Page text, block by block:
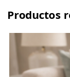
Productos